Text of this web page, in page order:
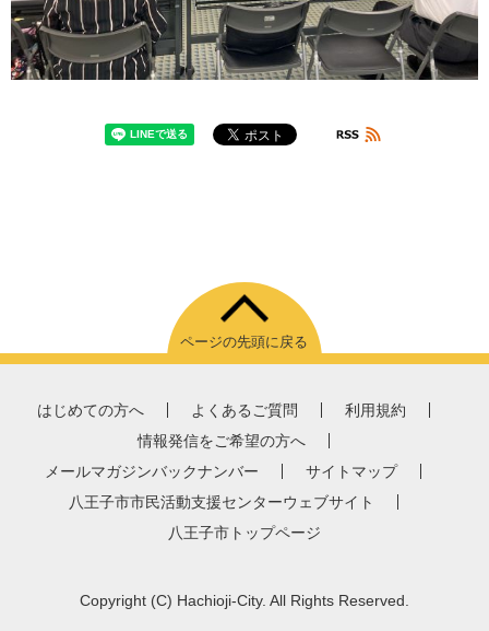
ページの先頭に戻る
はじめての方へ よくあるご質問
利用規約
情報発信をご希望の方へ
メールマガジンバックナンバー
サイトマップ
八王子市市民活動支援センターウェブサイト
八王子市トップページ
Copyright (C) Hachioji-City. All Rights Reserved.